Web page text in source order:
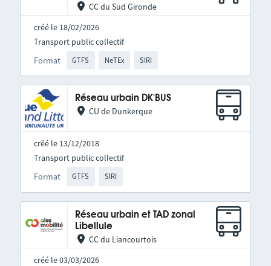
CC du Sud Gironde
créé le 18/02/2026
Format GTFS NeTEx SIRI
Transport public collectif
Réseau urbain DK'BUS
CU de Dunkerque
créé le 13/12/2018
Format GTFS SIRI
Transport public collectif
Réseau urbain et TAD zonal
Libellule
CC du Liancourtois
créé le 03/03/2026